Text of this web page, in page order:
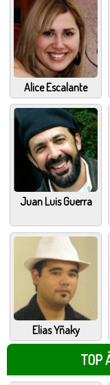
Alice Escalante
Juan Luis Guerra
Elias Yñaky‏
TOP